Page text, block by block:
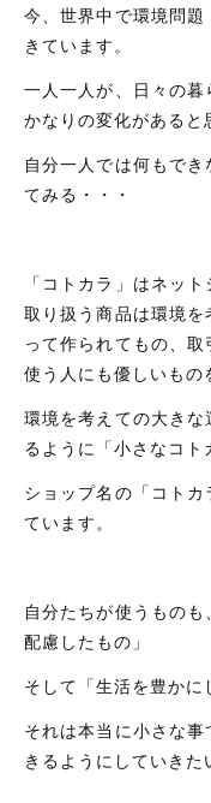
今、世界中で環境問
きています。
一人一人が、日々の
かなりの変化があると
自分一人では何もで
てみる・・・
「コトカラ」はネッ
取り扱う商品は環境
って作られてもの、取
使う人にも優しいもの
環境を考えての大きな
るように「小さなコト
ショップ名の「コト
ています。
自分たちが使うもの
配慮したもの」
そして「生活を豊かに
それは本当に小さな
きるようにしていきた
新着商品
セール
お知らせ
ブログ
お問い合わせ
ログイン